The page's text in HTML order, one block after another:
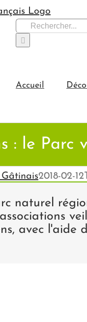
Rechercher:
Accueil
: le Parc
2018-02-
naturel
avec l'aide